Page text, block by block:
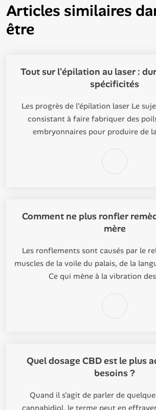
Articles similaires
être
Tout sur l'épilation au laser :
spécificités
Les progrès de l’épilation laser Le
consistant à faire fabriquer des
embryonnaires pour produire de
Comment ne plus ronfler
mère
Les ronflements sont causés par le
muscles de la voile du palais, de la
Ce qui mène à la vibration
Quel dosage CBD est le plus
besoins ?
Quand il s'agit de parler de
cannabidiol, le terme peut en